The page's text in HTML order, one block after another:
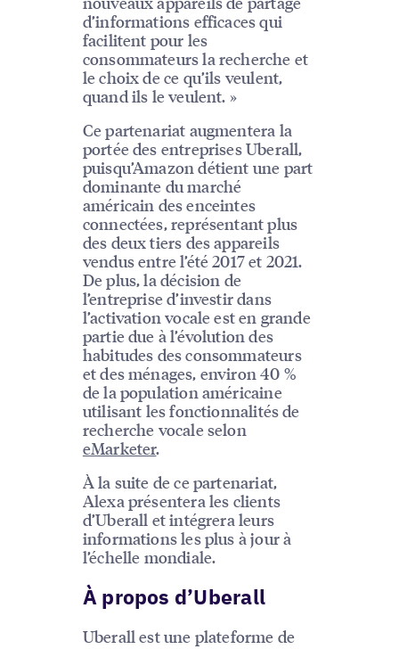
d’informations efficaces qui
facilitent pour les
consommateurs la recherche et
le choix de ce qu’ils veulent,
quand ils le veulent. »
Ce partenariat augmentera la
portée des entreprises Uberall,
puisqu’Amazon détient une part
dominante du marché
américain des enceintes
connectées, représentant plus
des deux tiers des appareils
vendus entre l’été 2017 et 2021.
De plus, la décision de
l’entreprise d’investir dans
l’activation vocale est en grande
partie due à l’évolution des
habitudes des consommateurs
et des ménages, environ 40 %
de la population américaine
utilisant les fonctionnalités de
recherche vocale selon
eMarketer.
À la suite de ce partenariat,
Alexa présentera les clients
d’Uberall et intégrera leurs
informations les plus à jour à
l’échelle mondiale.
À propos d’Uberall
Uberall est une plateforme de